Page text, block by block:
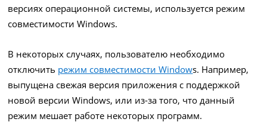
версиях операционной системы, используется режим
совместимости Windows.
В некоторых случаях, пользователю необходимо
отключить режим совместимости Windows. Например,
выпущена свежая версия приложения с поддержкой
новой версии Windows, или из-за того, что данный
режим мешает работе некоторых программ.